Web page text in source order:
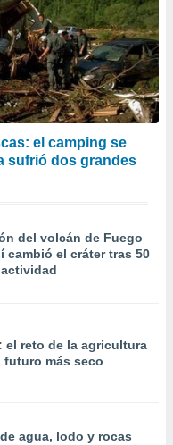
el camping se
sufrió dos grandes
del volcán de Fuego
cambió el cráter tras 50
el reto de la agricultura
futuro más seco
agua, lodo y rocas